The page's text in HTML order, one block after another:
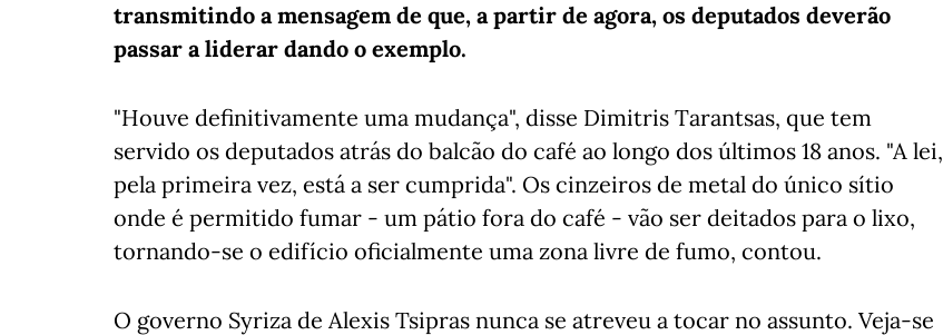
transmitindo a mensagem de que, a partir de agora, os deputados deverão
passar a liderar dando o exemplo.
"Houve definitivamente uma mudança", disse Dimitris Tarantsas, que tem
servido os deputados atrás do balcão do café ao longo dos últimos 18 anos. "A lei,
pela primeira vez, está a ser cumprida". Os cinzeiros de metal do único sítio
onde é permitido fumar - um pátio fora do café - vão ser deitados para o lixo,
tornando-se o edifício oficialmente uma zona livre de fumo, contou.
O governo Syriza de Alexis Tsipras nunca se atreveu a tocar no assunto. Veja-se